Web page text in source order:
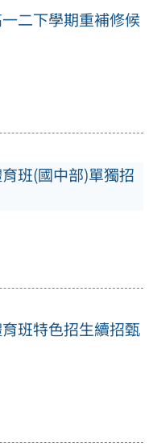
二下學期重補修候
班(國中部)單獨招
班特色招生續招甄